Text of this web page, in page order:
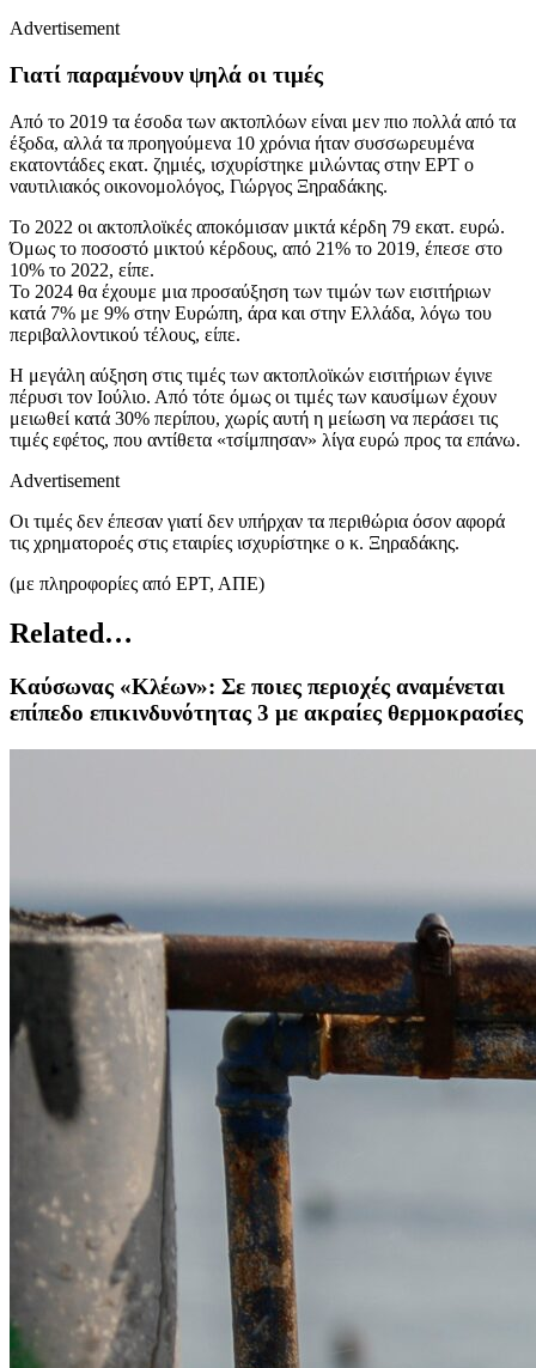
Advertisement
Γιατί παραμένουν ψηλά οι τιμές
Από το 2019 τα έσοδα των ακτοπλόων είναι μεν πιο πολλά από τα
έξοδα, αλλά τα προηγούμενα 10 χρόνια ήταν συσσωρευμένα
εκατοντάδες εκατ. ζημιές, ισχυρίστηκε μιλώντας στην ΕΡΤ ο
ναυτιλιακός οικονομολόγος, Γιώργος Ξηραδάκης.
Το 2022 οι ακτοπλοϊκές αποκόμισαν μικτά κέρδη 79 εκατ. ευρώ.
Όμως το ποσοστό μικτού κέρδους, από 21% το 2019, έπεσε στο
10% το 2022, είπε.
Το 2024 θα έχουμε μια προσαύξηση των τιμών των εισιτήριων
κατά 7% με 9% στην Ευρώπη, άρα και στην Ελλάδα, λόγω του
περιβαλλοντικού τέλους, είπε.
Η μεγάλη αύξηση στις τιμές των ακτοπλοϊκών εισιτήριων έγινε
πέρυσι τον Ιούλιο. Από τότε όμως οι τιμές των καυσίμων έχουν
μειωθεί κατά 30% περίπου, χωρίς αυτή η μείωση να περάσει τις
τιμές εφέτος, που αντίθετα «τσίμπησαν» λίγα ευρώ προς τα επάνω.
Advertisement
Οι τιμές δεν έπεσαν γιατί δεν υπήρχαν τα περιθώρια όσον αφορά
τις χρηματοροές στις εταιρίες ισχυρίστηκε ο κ. Ξηραδάκης.
(με πληροφορίες από ΕΡΤ, ΑΠΕ)
Related…
Καύσωνας «Κλέων»: Σε ποιες περιοχές αναμένεται
επίπεδο επικινδυνότητας 3 με ακραίες θερμοκρασίες